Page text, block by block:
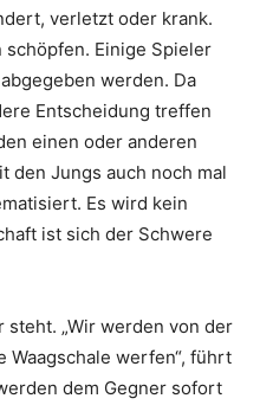
verletzt oder krank.
schöpfen. Einige Spieler
werden. Da
Entscheidung treffen
einen oder anderen
den Jungs auch noch mal
Es wird kein
ist sich der Schwere
steht. „Wir werden von der
Waagschale werfen“, führt
dem Gegner sofort